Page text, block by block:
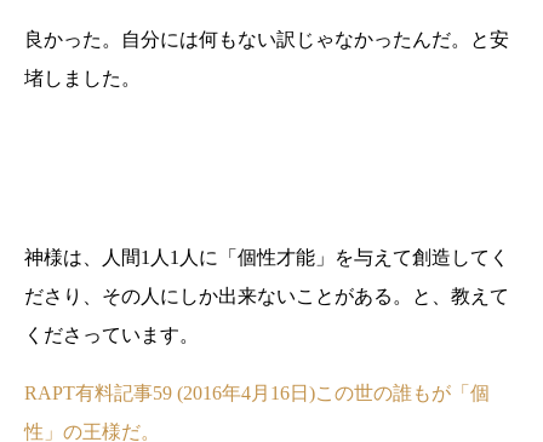
良かった。自分には何もない訳じゃなかったんだ。と安
堵しました。
神様は、人間1人1人に「個性才能」を与えて創造してく
ださり、その人にしか出来ないことがある。と、教えて
くださっています。
RAPT有料記事59 (2016年4月16日)この世の誰もが「個
性」の王様だ。